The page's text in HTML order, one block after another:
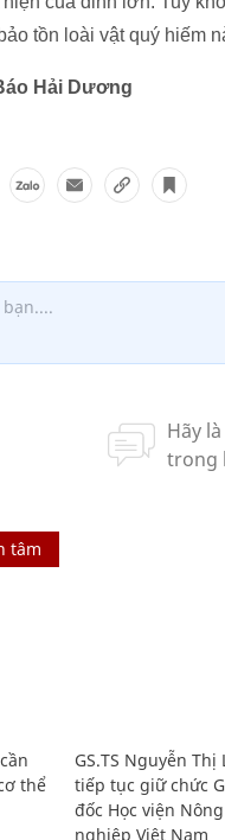
tồn loài vật quý hiếm
Hải Dương
tâm
thể
GS.TS Nguyễn Thị
tiếp tục giữ chức
đốc Học viện Nông
nghiệp Việt Nam